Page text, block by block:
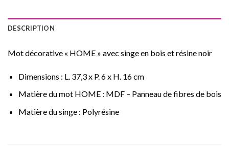
DESCRIPTION
Mot décorative « HOME » avec singe en bois et résine noir
Dimensions : L. 37,3 x P. 6 x H. 16 cm
Matière du mot HOME : MDF – Panneau de fibres de bois
Matière du singe : Polyrésine